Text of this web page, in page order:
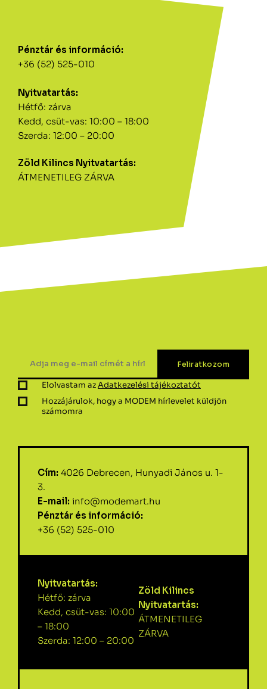
Pénztár és információ:
+36 (52) 525-010
Nyitvatartás:
Hétfő: zárva
Kedd, csüt-vas: 10:00 – 18:00
Szerda: 12:00 – 20:00
Zöld Kilincs Nyitvatartás:
ÁTMENETILEG ZÁRVA
Elolvastam azAdatkezelési tájékoztatót
Hozzájárulok, hogy a MODEM hírlevelet küldjön
számomra
Cím: 4026 Debrecen, Hunyadi János u. 1-
3.
E-mail: info@modemart.hu
Pénztár és információ:
+36 (52) 525-010
Nyitvatartás:
Hétfő: zárva
Kedd, csüt-vas: 10:00
– 18:00
Szerda: 12:00 – 20:00
Zöld Kilincs
Nyitvatartás:
ÁTMENETILEG
ZÁRVA